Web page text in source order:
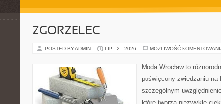
ZGORZELEC
POSTED BY ADMIN LIP - 2 - 2026 MOŻLIWOŚĆ
Moda Wrocław to
poświęcony zwiedzaniu na
szczególnym
które tworzą niezwykle